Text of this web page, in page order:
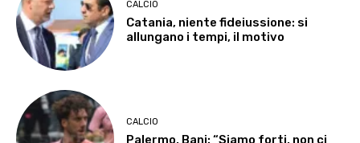
CALCIO
Catania, niente fideiussione: si
allungano i tempi, il motivo
CALCIO
Palermo, Bani: “Siamo forti, non ci